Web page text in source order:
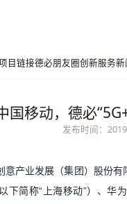
目链接德必朋友圈创新服务新
国移动，德必
发布时间：
意产业发展（集团）股份有
下简称“上海移动”）、华